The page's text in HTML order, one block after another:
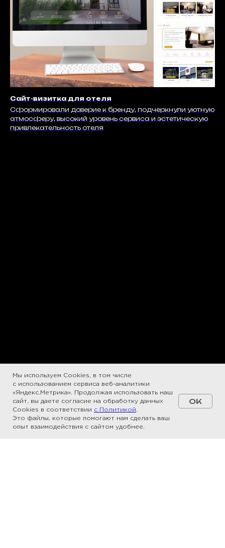
Сайт-визитка для отеля
Сформировали доверие к бренду, подчеркнули уютную
атмосферу, высокий уровень сервиса и эстетическую
привлекательность отеля
Мы используем Cookies, в том числе
с использованием сервиса веб-аналитики
«Яндекс.Метрика». Продолжая использовать наш
сайт, вы даете согласие на обработку данных
Cookies в соответствии с Политикой
Это файлы, которые помогают нам сделать ваш
опыт взаимодействия с сайтом удобнее.
OK